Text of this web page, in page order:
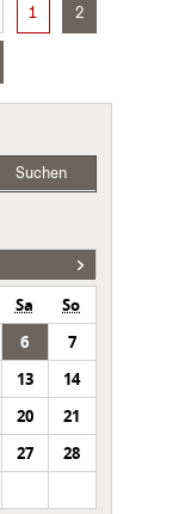
1 2
Suchen
Sa
So
6
7
13
14
20
21
27
28